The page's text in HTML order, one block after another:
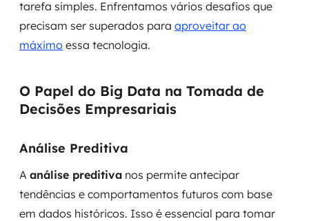
tarefa simples. Enfrentamos vários desafios que
precisam ser superados para aproveitar ao
máximo essa tecnologia.
O Papel do Big Data na Tomada de
Decisões Empresariais
Análise Preditiva
A análise preditiva nos permite antecipar
tendências e comportamentos futuros com base
em dados históricos. Isso é essencial para tomar